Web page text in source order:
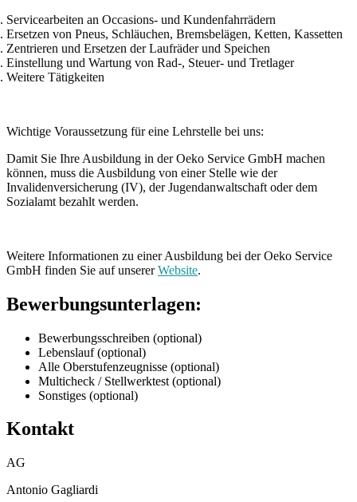
Servicearbeiten an Occasions- und Kundenfahrrädern
Ersetzen von Pneus, Schläuchen, Bremsbelägen, Ketten, Kassetten
Zentrieren und Ersetzen der Laufräder und Speichen
Einstellung und Wartung von Rad-, Steuer- und Tretlager
Weitere Tätigkeiten
Wichtige Voraussetzung für eine Lehrstelle bei uns:
Damit Sie Ihre Ausbildung in der Oeko Service GmbH machen
können, muss die Ausbildung von einer Stelle wie der
Invalidenversicherung (IV), der Jugendanwaltschaft oder dem
Sozialamt bezahlt werden.
Weitere Informationen zu einer Ausbildung bei der Oeko Service
GmbH finden Sie auf unsererWebsite.
Bewerbungsunterlagen:
Bewerbungsschreiben (optional)
Lebenslauf (optional)
Alle Oberstufenzeugnisse (optional)
Multicheck / Stellwerktest (optional)
Sonstiges (optional)
Kontakt
AG
Antonio Gagliardi